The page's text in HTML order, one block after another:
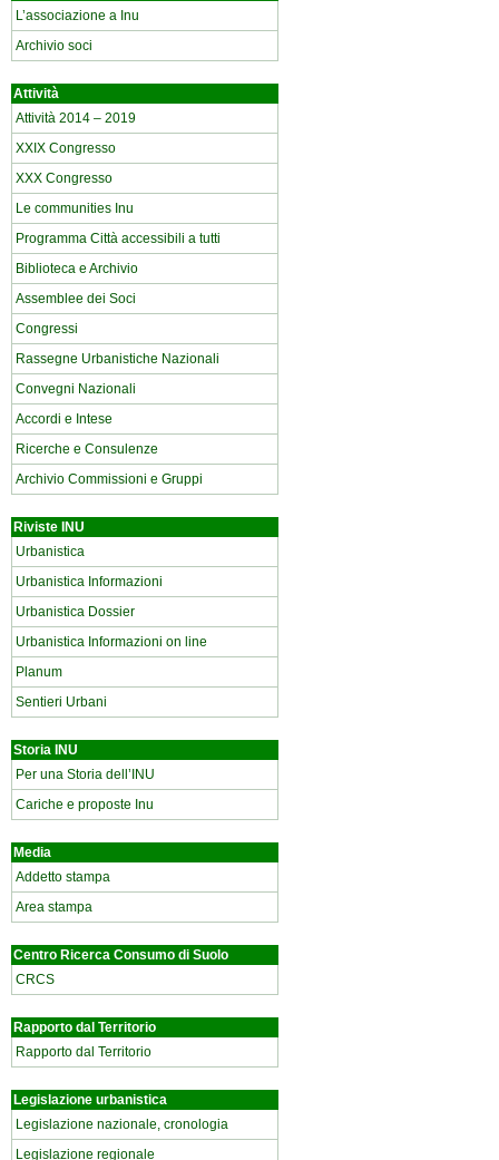
L’associazione a Inu
Archivio soci
Attività
Attività 2014 – 2019
XXIX Congresso
XXX Congresso
Le communities Inu
Programma Città accessibili a tutti
Biblioteca e Archivio
Assemblee dei Soci
Congressi
Rassegne Urbanistiche Nazionali
Convegni Nazionali
Accordi e Intese
Ricerche e Consulenze
Archivio Commissioni e Gruppi
Riviste INU
Urbanistica
Urbanistica Informazioni
Urbanistica Dossier
Urbanistica Informazioni on line
Planum
Sentieri Urbani
Storia INU
Per una Storia dell’INU
Cariche e proposte Inu
Media
Addetto stampa
Area stampa
Centro Ricerca Consumo di Suolo
CRCS
Rapporto dal Territorio
Rapporto dal Territorio
Legislazione urbanistica
Legislazione nazionale, cronologia
Legislazione regionale